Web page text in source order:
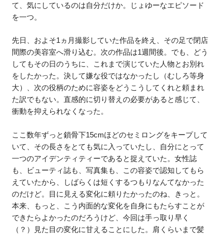
て、気にしているのは自分だけか。じょゆーなエピソード
を一つ。
先日、およそ1ヵ月撮影していた作品を終え、その足で閉店
間際の美容室へ滑り込む。次の作品は1週間後。でも、どう
してもその日のうちに、これまで演じていた人物とお別れ
をしたかった。決して嫌な役ではなかったし（むしろ等身
大）、次の役柄のために容姿をどうこうしてくれと頼まれ
た訳でもない。直感的に切り替えの必要があると感じて、
衝動を抑えられなくなった。
ここ数年ずっと鎖骨下15cmほどのセミロングをキープして
いて、その長さをとても気に入っていたし、自分にとって
一つのアイデンティティーであると捉えていた。女性誌
も、ビューティ誌も、写真集も、この容姿で認知してもら
えていたから、しばらくは短くするつもりなんてなかった
のだけど。目に見える変化に頼りたかったのね、きっと。
本来、もっと、こう内面的な変化を自身にもたらすことが
できたらよかったのだろうけど、今回は手っ取り早く
（？）見た目の変化に甘えることにした。肩くらいまで髪